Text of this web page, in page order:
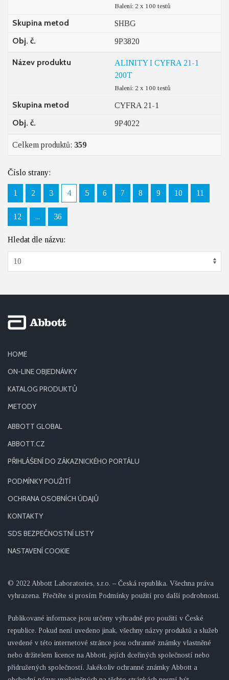
Balení: 2 x 100 testů
Skupina metod SHBG
Obj. č. 9P3820
Název produktu
ALINITY I CYFRA 21-1
200T
Balení: 2 x 100 testů
Skupina metod CYFRA 21-1
Obj. č. 9P4022
Celkem produktů: 359
Číslo strany:
1 2 3 4 5 6 7 8 9 10 11
12 ... 36
Hledat dle názvu:
HOME
ON-LINE OBJEDNÁVKY
KATALOG PRODUKTŮ
METODY
ABBOTT GLOBAL
ABBOTT.CZ
PŘIHLÁŠENÍ DO ZÁKAZNICKÉHO PORTÁLU
PODMÍNKY POUŽITÍ
OCHRANA OSOBNÍCH ÚDAJŮ
KONTAKTY
SDS BEZPEČNOSTNÍ LISTY
NASTAVENÍ COOKIE
© 2022 Abbott Laboratories, s.r.o. – Česká republika. Všechna práva
vyhrazena. Přečtěte si prosím Podmínky použití pro další podrobnosti.
Publikované informace jsou určeny výhradně pro použití v České
republice. Pokud není uvedeno jinak, všechny názvy produktů a služeb
uvedené v této internetové stránce jsou ochranné známky vlastněné
nebo držitelem licence na Abbott, jejích dceřiných společností nebo
přidružených společností. Jakékoliv ochranné známky Abbott a